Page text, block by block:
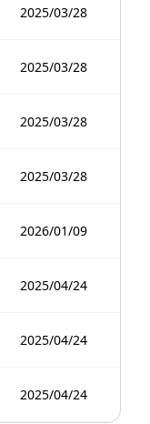
2025/03/28
2025/03/28
2025/03/28
2025/03/28
2026/01/09
2025/04/24
2025/04/24
2025/04/24